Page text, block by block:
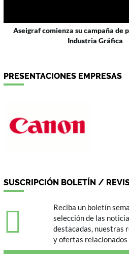
Aseigraf comienza su campaña de
Industria Gráfica
PRESENTACIONES EMPRESAS
SUSCRIPCIÓN BOLETÍN /
Reciba un boletín
selección de las
destacadas, nuestras
y ofertas relacionados